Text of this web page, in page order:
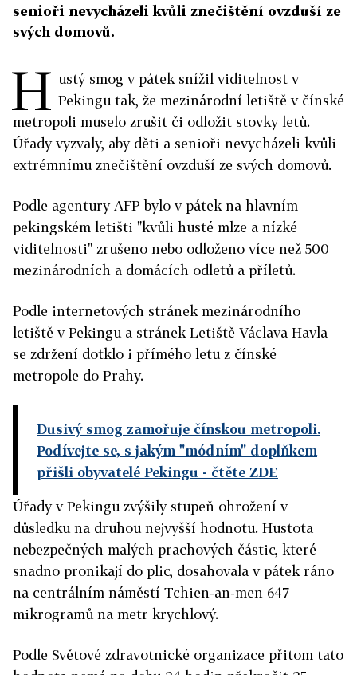
senioři nevycházeli kvůli znečištění ovzduší ze
svých domovů.
H ustý smog v pátek snížil viditelnost v
Pekingu tak, že mezinárodní letiště v čínské
metropoli muselo zrušit či odložit stovky letů.
Úřady vyzvaly, aby děti a senioři nevycházeli kvůli
extrémnímu znečištění ovzduší ze svých domovů.
Podle agentury AFP bylo v pátek na hlavním
pekingském letišti "kvůli husté mlze a nízké
viditelnosti" zrušeno nebo odloženo více než 500
mezinárodních a domácích odletů a příletů.
Podle internetových stránek mezinárodního
letiště v Pekingu a stránek Letiště Václava Havla
se zdržení dotklo i přímého letu z čínské
metropole do Prahy.
Dusivý smog zamořuje čínskou metropoli.
Podívejte se, s jakým "módním" doplňkem
přišli obyvatelé Pekingu - čtěte ZDE
Úřady v Pekingu zvýšily stupeň ohrožení v
důsledku na druhou nejvyšší hodnotu. Hustota
nebezpečných malých prachových částic, které
snadno pronikají do plic, dosahovala v pátek ráno
na centrálním náměstí Tchien-an-men 647
mikrogramů na metr krychlový.
Podle Světové zdravotnické organizace přitom tato